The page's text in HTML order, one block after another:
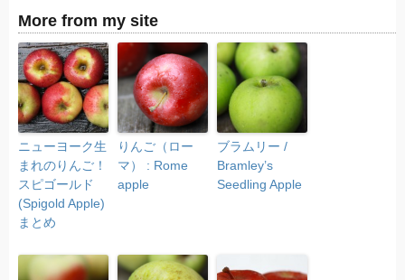
More from my site
ニューヨーク生
まれのりんご！
スピゴールド
(Spigold Apple)
まとめ
りんご（ロー
マ） : Rome
apple
ブラムリー /
Bramley’s
Seedling Apple